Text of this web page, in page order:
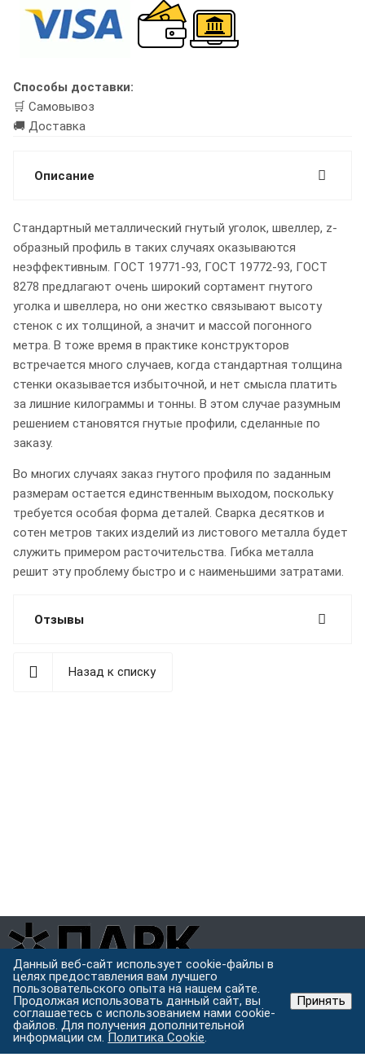
Способы доставки:
🛒 Самовывоз
🚚 Доставка
Описание
Стандартный металлический гнутый уголок, швеллер, z-
образный профиль в таких случаях оказываются
неэффективным. ГОСТ 19771-93, ГОСТ 19772-93, ГОСТ
8278 предлагают очень широкий сортамент гнутого
уголка и швеллера, но они жестко связывают высоту
стенок с их толщиной, а значит и массой погонного
метра. В тоже время в практике конструкторов
встречается много случаев, когда стандартная толщина
стенки оказывается избыточной, и нет смысла платить
за лишние килограммы и тонны. В этом случае разумным
решением становятся гнутые профили, сделанные по
заказу.
Во многих случаях заказ гнутого профиля по заданным
размерам остается единственным выходом, поскольку
требуется особая форма деталей. Сварка десятков и
сотен метров таких изделий из листового металла будет
служить примером расточительства. Гибка металла
решит эту проблему быстро и с наименьшими затратами.
Отзывы
Назад к списку
Завод металлоконструкций полного цикла в Хабаровске.
Проектируем, режем, варим и защищаем металл под одной
крышей.
Хабаровск, ул. Строительная 24 с.5
Пн–Пт: 9:00–18:00
Данный веб-сайт использует cookie-файлы в
целях предоставления вам лучшего
пользовательского опыта на нашем сайте.
Продолжая использовать данный сайт, вы
соглашаетесь с использованием нами cookie-
файлов. Для получения дополнительной
информации см. Политика Cookie.
Принять